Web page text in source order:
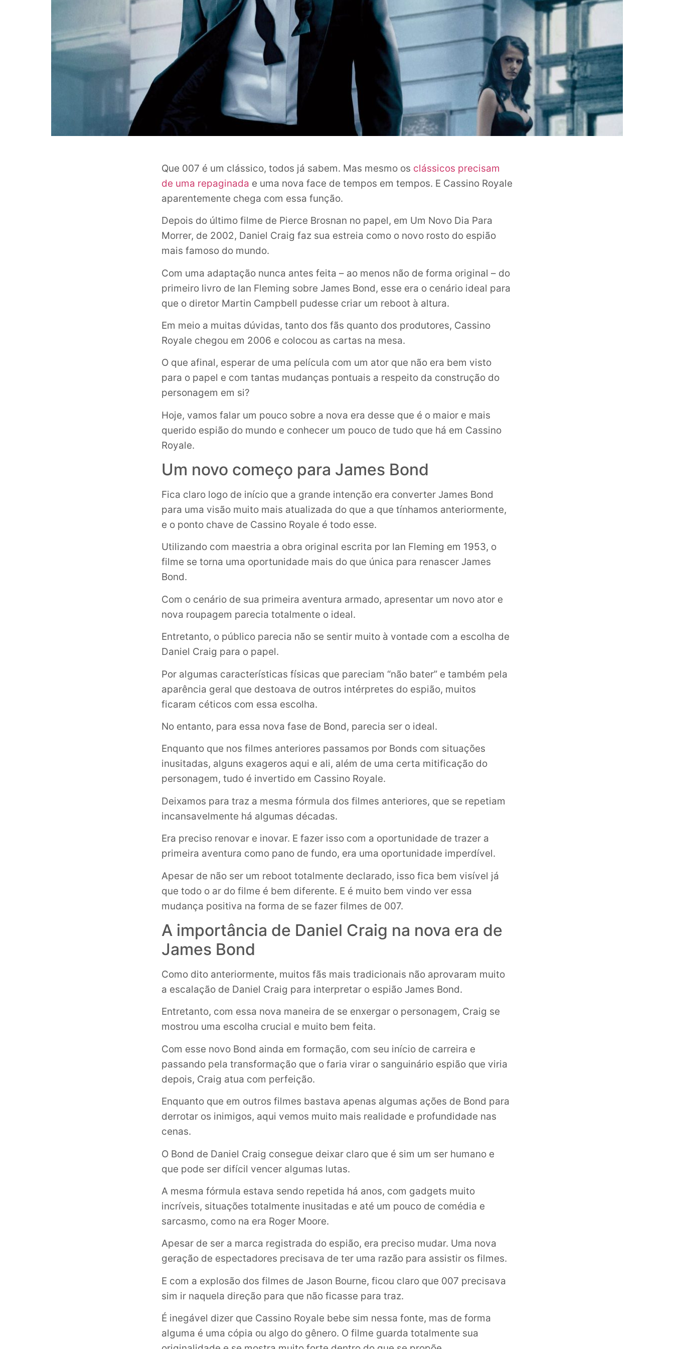
Que 007 é um clássico, todos já sabem. Mas mesmo os clássicos precisam
de uma repaginada e uma nova face de tempos em tempos. E Cassino Royale
aparentemente chega com essa função.
Depois do último filme de Pierce Brosnan no papel, em Um Novo Dia Para
Morrer, de 2002, Daniel Craig faz sua estreia como o novo rosto do espião
mais famoso do mundo.
Com uma adaptação nunca antes feita – ao menos não de forma original – do
primeiro livro de Ian Fleming sobre James Bond, esse era o cenário ideal para
que o diretor Martin Campbell pudesse criar um reboot à altura.
Em meio a muitas dúvidas, tanto dos fãs quanto dos produtores, Cassino
Royale chegou em 2006 e colocou as cartas na mesa.
O que afinal, esperar de uma película com um ator que não era bem visto
para o papel e com tantas mudanças pontuais a respeito da construção do
personagem em si?
Hoje, vamos falar um pouco sobre a nova era desse que é o maior e mais
querido espião do mundo e conhecer um pouco de tudo que há em Cassino
Royale.
Um novo começo para James Bond
Fica claro logo de início que a grande intenção era converter James Bond
para uma visão muito mais atualizada do que a que tínhamos anteriormente,
e o ponto chave de Cassino Royale é todo esse.
Utilizando com maestria a obra original escrita por Ian Fleming em 1953, o
filme se torna uma oportunidade mais do que única para renascer James
Bond.
Com o cenário de sua primeira aventura armado, apresentar um novo ator e
nova roupagem parecia totalmente o ideal.
Entretanto, o público parecia não se sentir muito à vontade com a escolha de
Daniel Craig para o papel.
Por algumas características físicas que pareciam “não bater” e também pela
aparência geral que destoava de outros intérpretes do espião, muitos
ficaram céticos com essa escolha.
No entanto, para essa nova fase de Bond, parecia ser o ideal.
Enquanto que nos filmes anteriores passamos por Bonds com situações
inusitadas, alguns exageros aqui e ali, além de uma certa mitificação do
personagem, tudo é invertido em Cassino Royale.
Deixamos para traz a mesma fórmula dos filmes anteriores, que se repetiam
incansavelmente há algumas décadas.
Era preciso renovar e inovar. E fazer isso com a oportunidade de trazer a
primeira aventura como pano de fundo, era uma oportunidade imperdível.
Apesar de não ser um reboot totalmente declarado, isso fica bem visível já
que todo o ar do filme é bem diferente. E é muito bem vindo ver essa
mudança positiva na forma de se fazer filmes de 007.
A importância de Daniel Craig na nova era de
James Bond
Como dito anteriormente, muitos fãs mais tradicionais não aprovaram muito
a escalação de Daniel Craig para interpretar o espião James Bond.
Entretanto, com essa nova maneira de se enxergar o personagem, Craig se
mostrou uma escolha crucial e muito bem feita.
Com esse novo Bond ainda em formação, com seu início de carreira e
passando pela transformação que o faria virar o sanguinário espião que viria
depois, Craig atua com perfeição.
Enquanto que em outros filmes bastava apenas algumas ações de Bond para
derrotar os inimigos, aqui vemos muito mais realidade e profundidade nas
cenas.
O Bond de Daniel Craig consegue deixar claro que é sim um ser humano e
que pode ser difícil vencer algumas lutas.
A mesma fórmula estava sendo repetida há anos, com gadgets muito
incríveis, situações totalmente inusitadas e até um pouco de comédia e
sarcasmo, como na era Roger Moore.
Apesar de ser a marca registrada do espião, era preciso mudar. Uma nova
geração de espectadores precisava de ter uma razão para assistir os filmes.
E com a explosão dos filmes de Jason Bourne, ficou claro que 007 precisava
sim ir naquela direção para que não ficasse para traz.
É inegável dizer que Cassino Royale bebe sim nessa fonte, mas de forma
alguma é uma cópia ou algo do gênero. O filme guarda totalmente sua